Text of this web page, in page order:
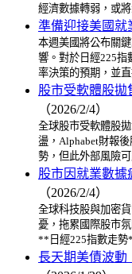
經濟數據轉弱，或
準備迎接美國就
本週美國將公布關
響。對於日經225指
率決策的預期，並
股市受軟體股拋
（2026/2/4）
全球股市受軟體股
盪，Alphabet財報
勢，但此外部風險
股市因就業數據
（2026/2/4）
全球科技股與加密
憂，拖累國際股市
**日經225指數走勢
長天期美債波動